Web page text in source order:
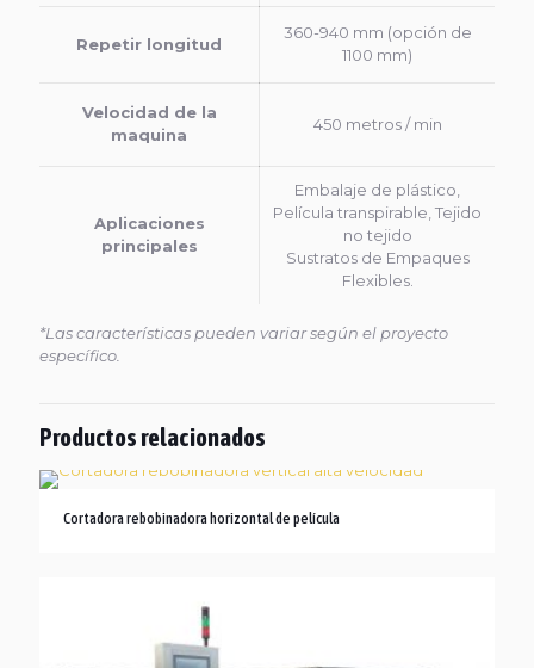
Repetir longitud
360-940 mm (opción de
1100 mm)
Velocidad de la
maquina
450 metros / min
Aplicaciones
principales
Embalaje de plástico,
Película transpirable, Tejido
no tejido
Sustratos de Empaques
Flexibles.
*Las características pueden variar según el proyecto
específico.
Productos relacionados
Cortadora rebobinadora horizontal de película